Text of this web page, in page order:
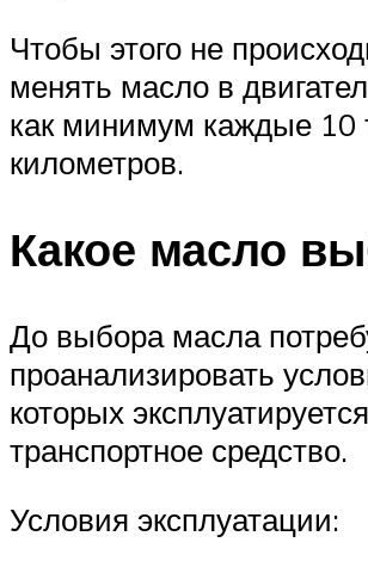
Чтобы этого не
менять масло в
как минимум каждые 10
километров.
Какое масло
До выбора масла
проанализировать
которых эксплуатируется
транспортное средство.
Условия эксплуатации: